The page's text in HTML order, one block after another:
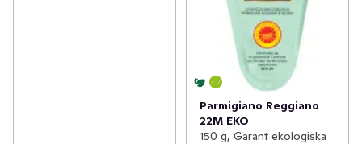
Parmigiano Reggiano
22M EKO
150 g, Garant ekologiska